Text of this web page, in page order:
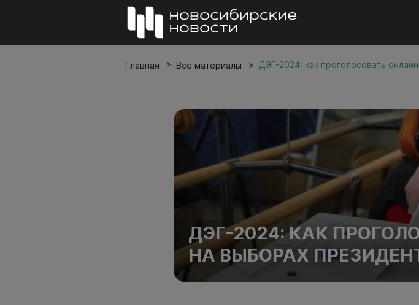
Главная Все материалы ДЭГ-2024: как проголосовать
ДЭГ-2024: КАК
НА ВЫБОРАХ